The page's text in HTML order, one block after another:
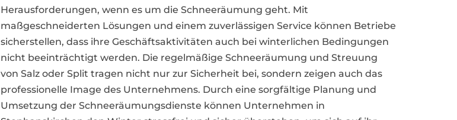
Herausforderungen, wenn es um die Schneeräumung geht. Mit
maßgeschneiderten Lösungen und einem zuverlässigen Service können Betriebe
sicherstellen, dass ihre Geschäftsaktivitäten auch bei winterlichen Bedingungen
nicht beeinträchtigt werden. Die regelmäßige Schneeräumung und Streuung
von Salz oder Split tragen nicht nur zur Sicherheit bei, sondern zeigen auch das
professionelle Image des Unternehmens. Durch eine sorgfältige Planung und
Umsetzung der Schneeräumungsdienste können Unternehmen in